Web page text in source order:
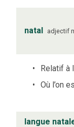
natal adjectif
Relatif à
Où l’on
langue